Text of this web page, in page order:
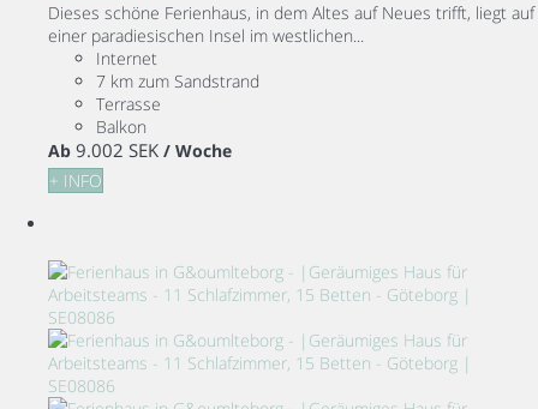
Dieses schöne Ferienhaus, in dem Altes auf Neues trifft, liegt auf
einer paradiesischen Insel im westlichen...
Internet
7 km zum Sandstrand
Terrasse
Balkon
Ab 9.002 SEK / Woche
+ INFO